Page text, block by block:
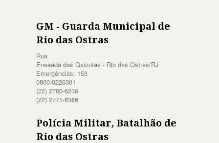
GM - Guarda Municipal de
Rio das Ostras
Rua
Enseada das Gaivotas - Rio das Ostras/RJ
Emergências: 153
0800-0226301
(22) 2760-6236
(22) 2771-6389
Polícia Militar, Batalhão de
Rio das Ostras